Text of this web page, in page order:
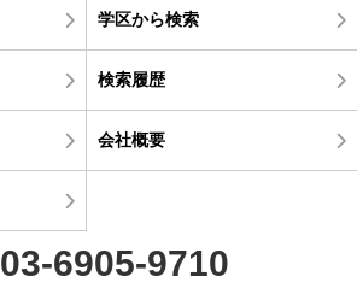
学区から検索
検索履歴
会社概要
03-6905-9710